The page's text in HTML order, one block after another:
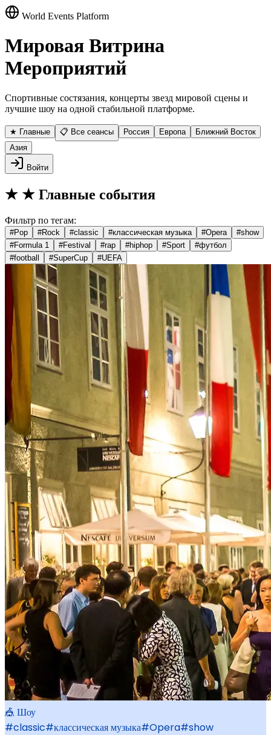
World Events Platform
Мировая Витрина
Мероприятий
Спортивные состязания, концерты звезд мировой сцены и
лучшие шоу на одной стабильной платформе.
★ Главные 📋 Все сеансы Россия Европа
Ближний Восток
Азия
Войти
★ ★ Главные события
Фильтр по тегам:
#Pop #Rock #classic #классическая музыка #Opera #show
#Formula 1 #Festival #rap #hiphop #Sport #футбол
#football #SuperCup #UEFA
🎪 Шоу
#classic#классическая музыка#Opera#show